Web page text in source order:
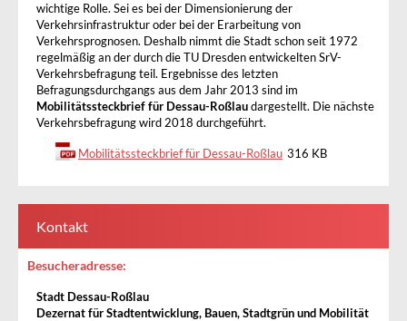
wichtige Rolle. Sei es bei der Dimensionierung der
Verkehrsinfrastruktur oder bei der Erarbeitung von
Verkehrsprognosen. Deshalb nimmt die Stadt schon seit 1972
regelmäßig an der durch die TU Dresden entwickelten SrV-
Verkehrsbefragung teil. Ergebnisse des letzten
Befragungsdurchgangs aus dem Jahr 2013 sind im
Mobilitätssteckbrief für Dessau-Roßlau dargestellt. Die nächste
Verkehrsbefragung wird 2018 durchgeführt.
Mobilitätssteckbrief für Dessau-Roßlau 316 KB
Kontakt
Besucheradresse:
Stadt Dessau-Roßlau
Dezernat für Stadtentwicklung, Bauen, Stadtgrün und Mobilität